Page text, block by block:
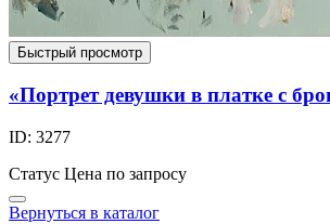
Быстрый просмотр
«Портрет девушки в платке с
ID: 3277
Статус Цена по запросу
Вернуться в каталог